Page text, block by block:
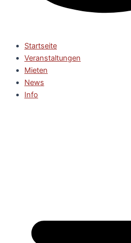
Startseite
Veranstaltungen
Mieten
News
Info